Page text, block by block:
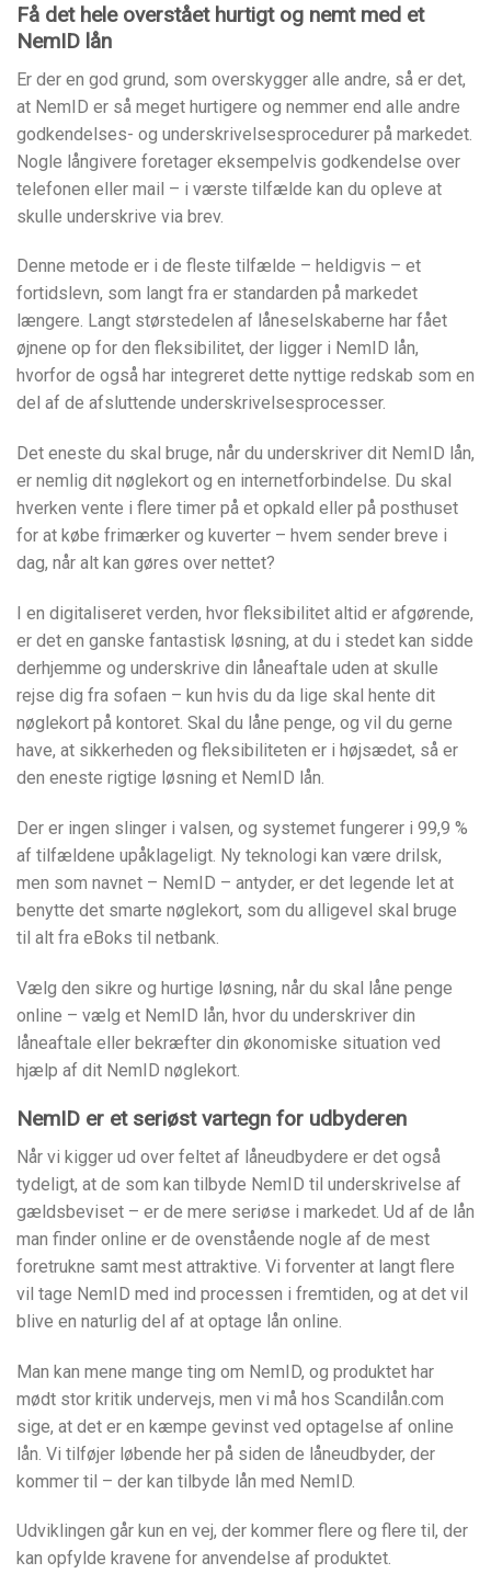
Få det hele overstået hurtigt og nemt med et
NemID lån
Er der en god grund, som overskygger alle andre, så er det,
at NemID er så meget hurtigere og nemmer end alle andre
godkendelses- og underskrivelsesprocedurer på markedet.
Nogle långivere foretager eksempelvis godkendelse over
telefonen eller mail – i værste tilfælde kan du opleve at
skulle underskrive via brev.
Denne metode er i de fleste tilfælde – heldigvis – et
fortidslevn, som langt fra er standarden på markedet
længere. Langt størstedelen af låneselskaberne har fået
øjnene op for den fleksibilitet, der ligger i NemID lån,
hvorfor de også har integreret dette nyttige redskab som en
del af de afsluttende underskrivelsesprocesser.
Det eneste du skal bruge, når du underskriver dit NemID lån,
er nemlig dit nøglekort og en internetforbindelse. Du skal
hverken vente i flere timer på et opkald eller på posthuset
for at købe frimærker og kuverter – hvem sender breve i
dag, når alt kan gøres over nettet?
I en digitaliseret verden, hvor fleksibilitet altid er afgørende,
er det en ganske fantastisk løsning, at du i stedet kan sidde
derhjemme og underskrive din låneaftale uden at skulle
rejse dig fra sofaen – kun hvis du da lige skal hente dit
nøglekort på kontoret. Skal du låne penge, og vil du gerne
have, at sikkerheden og fleksibiliteten er i højsædet, så er
den eneste rigtige løsning et NemID lån.
Der er ingen slinger i valsen, og systemet fungerer i 99,9 %
af tilfældene upåklageligt. Ny teknologi kan være drilsk,
men som navnet – NemID – antyder, er det legende let at
benytte det smarte nøglekort, som du alligevel skal bruge
til alt fra eBoks til netbank.
Vælg den sikre og hurtige løsning, når du skal låne penge
online – vælg et NemID lån, hvor du underskriver din
låneaftale eller bekræfter din økonomiske situation ved
hjælp af dit NemID nøglekort.
NemID er et seriøst vartegn for udbyderen
Når vi kigger ud over feltet af låneudbydere er det også
tydeligt, at de som kan tilbyde NemID til underskrivelse af
gældsbeviset – er de mere seriøse i markedet. Ud af de lån
man finder online er de ovenstående nogle af de mest
foretrukne samt mest attraktive. Vi forventer at langt flere
vil tage NemID med ind processen i fremtiden, og at det vil
blive en naturlig del af at optage lån online.
Man kan mene mange ting om NemID, og produktet har
mødt stor kritik undervejs, men vi må hos Scandilån.com
sige, at det er en kæmpe gevinst ved optagelse af online
lån. Vi tilføjer løbende her på siden de låneudbyder, der
kommer til – der kan tilbyde lån med NemID.
Udviklingen går kun en vej, der kommer flere og flere til, der
kan opfylde kravene for anvendelse af produktet.